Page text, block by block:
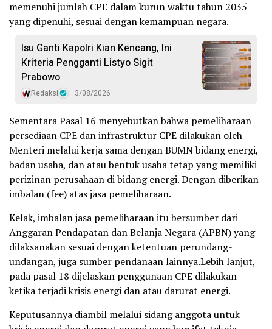
memenuhi jumlah CPE dalam kurun waktu tahun 2035
yang dipenuhi, sesuai dengan kemampuan negara.
Isu Ganti Kapolri Kian Kencang, Ini
Kriteria Pengganti Listyo Sigit
Prabowo
Redaksi 3/08/2026
Sementara Pasal 16 menyebutkan bahwa pemeliharaan
persediaan CPE dan infrastruktur CPE dilakukan oleh
Menteri melalui kerja sama dengan BUMN bidang energi,
badan usaha, dan atau bentuk usaha tetap yang memiliki
perizinan perusahaan di bidang energi. Dengan diberikan
imbalan (fee) atas jasa pemeliharaan.
Kelak, imbalan jasa pemeliharaan itu bersumber dari
Anggaran Pendapatan dan Belanja Negara (APBN) yang
dilaksanakan sesuai dengan ketentuan perundang-
undangan, juga sumber pendanaan lainnya.Lebih lanjut,
pada pasal 18 dijelaskan penggunaan CPE dilakukan
ketika terjadi krisis energi dan atau darurat energi.
Keputusannya diambil melalui sidang anggota untuk